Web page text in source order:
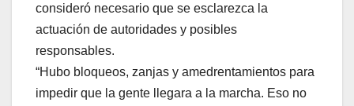
consideró necesario que se esclarezca la
actuación de autoridades y posibles
responsables.
“Hubo bloqueos, zanjas y amedrentamientos para
impedir que la gente llegara a la marcha. Eso no